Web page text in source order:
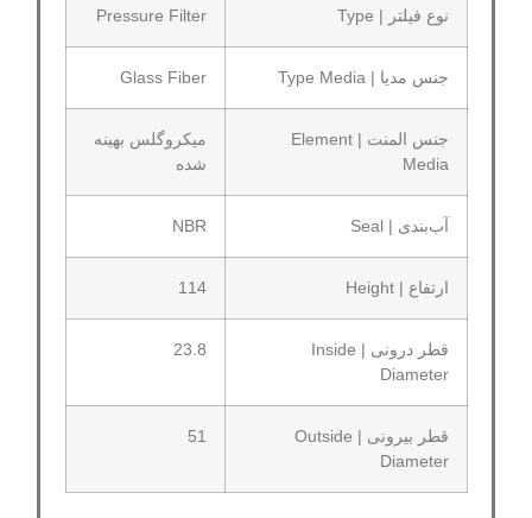
نوع فیلتر | Type Pressure Filter
جنس مدیا | Type Media Glass Fiber
جنس المنت | Element
Media
میکروگلس بهینه
شده
آب‌بندی | Seal NBR
ارتفاع | Height 114
قطر درونی | Inside
Diameter
23.8
قطر بیرونی | Outside
Diameter
51